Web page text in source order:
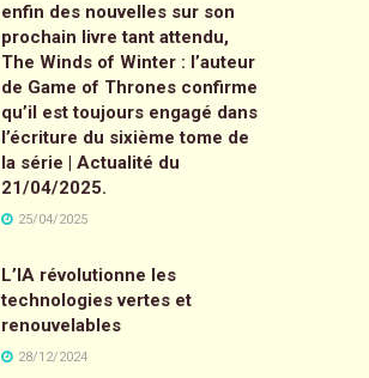
enfin des nouvelles sur son
prochain livre tant attendu,
The Winds of Winter : l’auteur
de Game of Thrones confirme
qu’il est toujours engagé dans
l’écriture du sixième tome de
la série | Actualité du
21/04/2025.
25/04/2025
L’IA révolutionne les
technologies vertes et
renouvelables
28/12/2024